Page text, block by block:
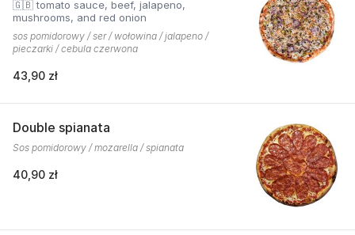
🇬🇧 tomato sauce, beef, jalapeno,
mushrooms, and red onion
sos pomidorowy / ser / wołowina / jalapeno /
pieczarki / cebula czerwona
43,90 zł
Double spianata
Sos pomidorowy / mozarella / spianata
40,90 zł